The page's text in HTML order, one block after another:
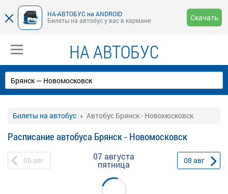
НА-АВТОБУС на ANDROID
Билеты на автобус у вас в кармане
Скачать
НА АВТОБУС
Билеты на автобус Автобус Брянск - Новомосковск
Расписание автобуса Брянск - Новомосковск
06 авг 07 августа
пятница 08 авг